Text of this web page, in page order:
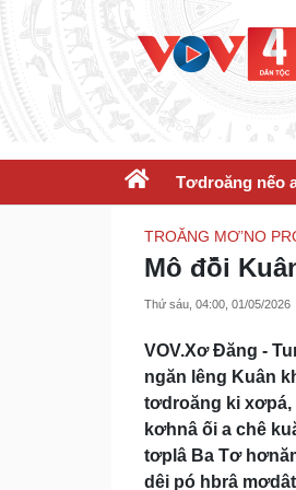
Tơdroăng nếo
TROĂNG MƠ’NO
Mô đô̆i
Thứ sáu, 04:00, 01/05/2026
VOV.Xơ Đăng -
ngăn lêng Kuân
tơdroăng ki xơpá,
kơhnâ ối a chê
tơplâ Ba Tơ
dêi pó hbrâ